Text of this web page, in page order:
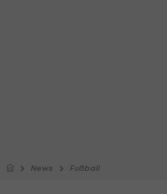
News Fußball